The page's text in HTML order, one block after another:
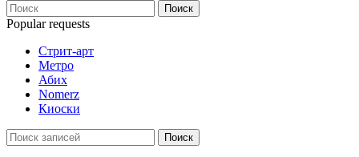
Поиск
Popular requests
Стрит-арт
Метро
Абих
Nomerz
Киоски
Поиск